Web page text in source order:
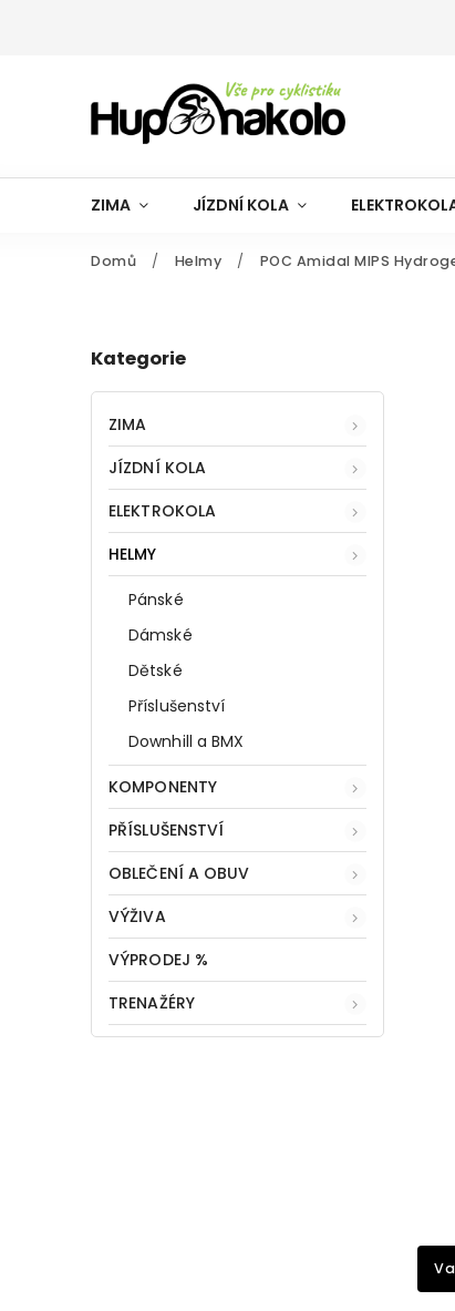
ZIMA JÍZDNÍ KOLA
Domů / Helmy / POC Amidal MIPS
Kategorie
ZIMA
JÍZDNÍ KOLA
ELEKTROKOLA
HELMY
Pánské
Dámské
Dětské
Příslušenství
Downhill a BMX
KOMPONENTY
PŘÍSLUŠENSTVÍ
OBLEČENÍ A OBUV
VÝŽIVA
VÝPRODEJ %
TRENAŽÉRY